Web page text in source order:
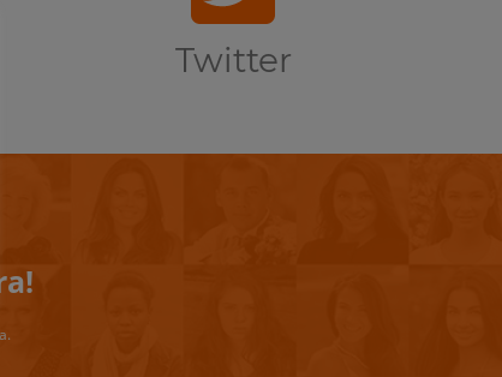
Twitter